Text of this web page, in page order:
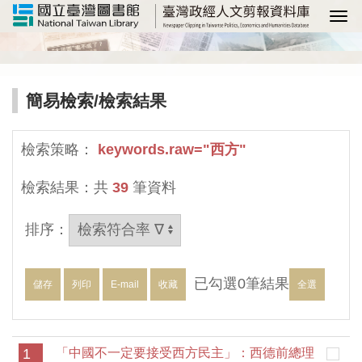
選
簡易檢索/檢索結果
檢索策略： keywords.raw="西方"
檢索結果：共 39 筆資料
排序：
儲存 列印 E-mail 收藏 已勾選0筆結果 全選
1 「中國不一定要接受西方民主」：西德前總理